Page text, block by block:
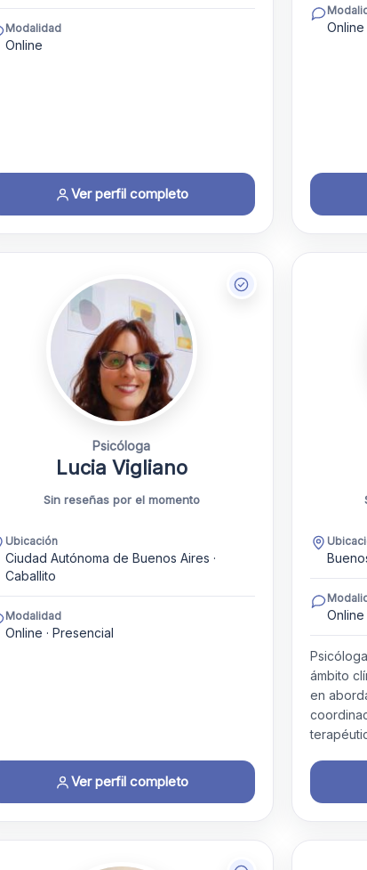
Modalidad
Online
Ver perfil completo
Online
Psicóloga
Lucia Vigliano
Sin reseñas por el momento
Ubicación
Ciudad Autónoma de Buenos Aires ·
Caballito
Modalidad
Online · Presencial
Ver perfil completo
Online
ámbito
en